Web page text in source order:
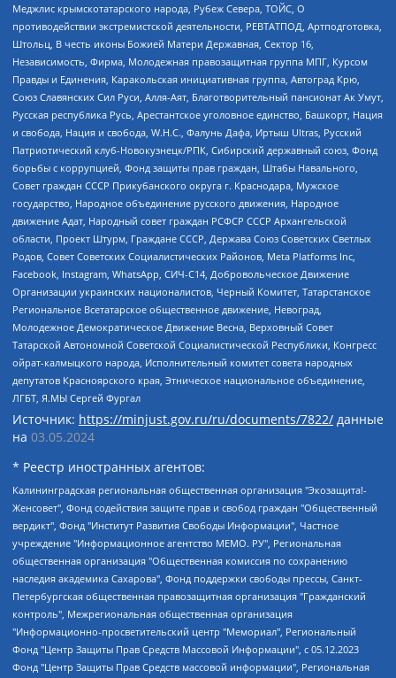
Меджлис крымскотатарского народа, Рубеж Севера, ТОЙС, О
противодействии экстремистской деятельности, РЕВТАТПОД, Артподготовка,
Штольц, В честь иконы Божией Матери Державная, Сектор 16,
Независимость, Фирма, Молодежная правозащитная группа МПГ, Курсом
Правды и Единения, Каракольская инициативная группа, Автоград Крю,
Союз Славянских Сил Руси, Алля-Аят, Благотворительный пансионат Ак Умут,
Русская республика Русь, Арестантское уголовное единство, Башкорт, Нация
и свобода, Нация и свобода, W.H.С., Фалунь Дафа, Иртыш Ultras, Русский
Патриотический клуб-Новокузнецк/РПК, Сибирский державный союз, Фонд
борьбы с коррупцией, Фонд защиты прав граждан, Штабы Навального,
Совет граждан СССР Прикубанского округа г. Краснодара, Мужское
государство, Народное объединение русского движения, Народное
движение Адат, Народный совет граждан РСФСР СССР Архангельской
области, Проект Штурм, Граждане СССР, Держава Союз Советских Светлых
Родов, Совет Советских Социалистических Районов, Meta Platforms Inc,
Facebook, Instagram, WhatsApp, СИЧ-С14, Добровольческое Движение
Организации украинских националистов, Черный Комитет, Татарстанское
Региональное Всетатарское общественное движение, Невоград,
Молодежное Демократическое Движение Весна, Верховный Совет
Татарской Автономной Советской Социалистической Республики, Конгресс
ойрат-калмыцкого народа, Исполнительный комитет совета народных
депутатов Красноярского края, Этническое национальное объединение,
ЛГБТ, Я.МЫ Сергей Фургал
Источник: https://minjust.gov.ru/ru/documents/7822/ данные
на 03.05.2024
* Реестр иностранных агентов:
Калининградская региональная общественная организация "Экозащита!-Женсовет", Фонд содействия защите прав и свобод граждан "Общественный вердикт", Фонд "Институт Развития Свободы Информации", Частное учреждение "Информационное агентство МЕМО. РУ", Региональная общественная организация "Общественная комиссия по сохранению наследия академика Сахарова", Фонд поддержки свободы прессы, Санкт-Петербургская общественная правозащитная организация "Гражданский контроль", Межрегиональная общественная организация "Информационно-просветительский центр "Мемориал", Региональный Фонд "Центр Защиты Прав Средств Массовой Информации", с 05.12.2023 Фонд "Центр Защиты Прав Средств массовой информации", Региональная общественная благотворительная организация помощи беженцам и мигрантам "Гражданское содействие", Негосударственное образовательное учреждение дополнительного профессионального образования (повышение квалификации) специалистов "АКАДЕМИЯ ПО ПРАВАМ ЧЕЛОВЕКА", Свердловская региональная общественная организация "Сутяжник", Автономная некоммерческая организация "Центр независимых социологических исследований", Союз общественных объединений "Российский исследовательский центр по правам человека", Региональное общественное учреждение научно-информационный центр "МЕМОРИАЛ", Некоммерческая организация "Фонд защиты гласности", Автономная некоммерческая организация "Институт прав человека", Городская общественная организация "Екатеринбургское общество "МЕМОРИАЛ", Городская общественная организация "Рязанское историко-просветительское и правозащитное общество "Мемориал" (Рязанский Мемориал), Челябинский региональный орган общественной самодеятельности – женское общественное объединение "Женщины Евразии", Челябинский региональный орган общественной самодеятельности "Уральская правозащитная группа", Фонд содействия защите здоровья и социальной справедливости имени Андрея Рылькова, Автономная Некоммерческая Организация "Аналитический Центр Юрия Левады", Автономная некоммерческая организация социальной поддержки населения "Проект Апрель", Региональная общественная организация помощи женщинам и детям, находящимся в кризисной ситуации "Информационно-методический центр "Анна", Фонд содействия развитию массовых коммуникаций и правовому просвещению "Так-так-Так", Фонд содействия устойчивому развитию "Серебряная тайга", Свердловский региональный общественный фонд социальных проектов "Новое время", "Idel.Реалии", Кавказ.Реалии, Крым.Реалии, Телеканал Настоящее Время, Татаро-башкирская служба Радио Свобода (Azatliq Radiosi), Радио Свободная Европа/Радио Свобода (PCE/PC), "Сибирь.Реалии", "Фактограф", Благотворительный фонд помощи осужденным и их семьям, Автономная некоммерческая организация "Институт глобализации и социальных движений", Фонд "В защиту прав заключенных", Частное учреждение "Центр поддержки и содействия развитию средств массовой информации", Пензенский региональный общественный благотворительный фонд "Гражданский союз", "Север.Реалии", Некоммерческая организация Фонд "Правовая инициатива", Общество с ограниченной ответственностью "Радио Свободная Европа/Радио Свобода", Чешское информационное агентство "MEDIUM-ORIENT", Красноярская региональная общественная организация "Мы против СПИДа", Камалягин Денис Николаевич, Маркелов Сергей Евгеньевич, Пономарев Лев Александрович, Савицкая Людмила Алексеевна, Автономная некоммерческая организация "Центр по работе с проблемой насилия "НАСИЛИЮ.НЕТ", Межрегиональный профессиональный союз работников здравоохранения "Альянс врачей", Юридическое лицо, зарегистрированное в Латвийской Республике, SIA "Medusa Project" (регистрационный номер 40103797863, дата регистрации 10.06.2014), Некоммерческая организация "Фонд по борьбе с коррупцией", Автономная некоммерческая организация "Институт права и публичной политики", Баданин Роман Сергеевич, Гликин Максим Александрович, Железнова Мария Михайловна, Лукьянова Юлия Сергеевна, Маетная Елизавета Витальевна, Маняхин Петр Борисович, Чуракова Ольга Владимировна, Ярош Юлия Петровна, Юридическое лицо "The Insider SIA", зарегистрированное в Риге, Латвийская Республика (дата регистрации 26.06.2015), являющееся администратором доменного имени интернет-издания "The Insider SIA", https://theins.ru, Постернак Алексей Евгеньевич, Рубин Михаил Аркадьевич, Анин Роман Александрович, Юридическое лицо Istories fonds, зарегистрированное в Латвийской Республике (регистрационный номер 50008295751, дата регистрации 24.02.2020), Великовский Дмитрий Александрович, Долинина Ирина Николаевна, Мароховская Алеся Алексеевна, Шлейнов Роман Юрьевич, Шмагун Олеся Валентиновна, Общество с ограниченной ответственностью "Альтаир 2021", Общество с ограниченной ответственностью "Вега 2021", Общество с ограниченной ответственностью "Главный редактор 2021", Общество с ограниченной ответственностью "Ромашки монолит", Важенков Артем Валерьевич, Ивановская областная общественная организация "Центр гендерных исследований", Гурман Юрий Альбертович, Медиапроект "ОВД-Инфо", Егоров Владимир Владимирович, Жилинский Владимир Александрович, Общество с ограниченной ответственностью "ЗП", Иванова София Юрьевна, Карезина Инна Павловна, Кильтау Екатерина Викторовна, Петров Алексей Викторович, Пискунов Сергей Евгеньевич, Смирнов Сергей Сергеевич, Тихонов Михаил Сергеевич, Общество с ограниченной ответственностью "ЖУРНАЛИСТ-ИНОСТРАННЫЙ АГЕНТ", Арапова Галина Юрьевна, Вольтская Татьяна Анатольевна, Американская компания "Mason G.E.S. Anonymous Foundation" (США), являющаяся владельцем интернет-издания https://mnews.world/, Компания "Stichting Bellingcat", зарегистрированная в Нидерландах (дата регистрации 11.07.2018), Захаров Андрей Вячеславович, Клепиковская Екатерина Дмитриевна, Общество с ограниченной ответственностью "МЕМО", Перл Роман Александрович, Симонов Евгений Алексеевич, Соловьева Елена Анатольевна, Сотников Даниил Владимирович, Сурначева Елизавета Дмитриевна, Автономная некоммерческая организация по защите прав человека и информированию населения "Якутия – Наше Мнение", Общество с ограниченной ответственностью "Москоу диджитал медиа", с 26.01.2023 Общество с ограниченной ответственностью "Чайка Белые сады", Ветошкина Валерия Валерьевна, Заговора Максим Александрович, Межрегиональное общественное движение "Российская ЛГБТ - сеть", Оленичев Максим Владимирович, Павлов Иван Юрьевич, Скворцова Елена Сергеевна, Общество с ограниченной ответственностью "Как бы инагент", Кочетков Игорь Викторович, Общество с ограниченной ответственностью "Честные выборы", Еланчик Олег Александрович, Общество с ограниченной ответственностью "Нобелевский призыв", Гималова Регина Эмилевна, Григорьев Андрей Валерьевич, Григорьева Алина Александровна, Ассоциация по содействию защите прав призывников, альтернативнослужащих и военнослужащих "Правозащитная группа "Гражданин.Армия.Право", Хисамова Регина Фаритовна, Автономная некоммерческая организация по реализации социально-правовых программ "Лилит", Дальневосточное общественное движение "Маяк", Санкт-Петербургская ЛГБТ-инициативная группа "Выход", Инициативная группа ЛГБТ+ "Реверс", Алексеев Андрей Викторович, Бекбулатова Таисия Львовна, Беляев Иван Михайлович, Владыкина Елена Сергеевна, Гельман Марат Александрович, Никульшина Вероника Юрьевна, Толоконникова Надежда Андреевна, Шендерович Виктор Анатольевич, Общество с ограниченной ответственностью "Данное сообщение", Общество с ограниченной ответственностью Издательский дом "Новая глава", Айнбиндер Александра Александровна, Московский комьюнити-центр для ЛГБТ+инициатив, Благотворительный фонд развития филантропии, Deutsche Welle (Германия, Kurt-Schumacher-Strasse 3, 53113 Bonn), Борзунова Мария Михайловна, Воробьев Виктор Викторович, Голубева Анна Львовна, Константинова Алла Михайловна, Малкова Ирина Владимировна, Мурадов Мурад Абдулгалимович, Осетинская Елизавета Николаевна, Понасенков Евгений Николаевич, Ганапольский Матвей Юрьевич, Киселев Евгений Алексеевич, Борухович Ирина Григорьевна, Дремин Иван Тимофеевич, Дубровский Дмитрий Викторович, Красноярская региональная общественная организация поддержки и развития альтернативных образовательных технологий и межкультурных коммуникаций "ИНТЕРРА", Маяковская Екатерина Алексеевна, Фейгин Марк Захарович, Филимонов Андрей Викторович, Дзугкоева Регина Николаевна, Доброхотов Роман Александрович, Дудь Юрий Александрович, Елкин Сергей Владимирович, Кругликов Кирилл Игоревич, Сабунаева Мария Леонидовна, Семенов Алексей Владимирович, Шаинян Карен Багратович, Шульман Екатерина Михайловна, Асафьев Артур Валерьевич, Вахштайн Виктор Семенович, Венедиктов Алексей Алексеевич, Лушникова Екатерина Евгеньевна, Волков Леонид Михайлович, Невзоров Александр Глебович, Пархоменко Сергей Борисович, Сироткин Ярослав Николаевич, Кара-Мурза Владимир Владимирович, Баранова Наталья Владимировна, Гозман Леонид Яковлевич, Кагарлицкий Борис Юльевич, Климарев Михаил Валерьевич, Милов Владимир Станиславович, Автономная некоммерческая организация Краснодарский центр современного искусства "Типография", Моргенштерн Алишер Тагирович, Соболь Любовь Эдуардовна, Общество с ограниченной ответственностью "ЛИЗА НОРМ", Каспаров Гарри Кимович, Ходорковский Михаил Борисович, Общество с ограниченной ответственностью "Апрельские тезисы", Данилович Ирина Брониславовна, Кашин Олег Владимирович, Петров Николай Владимирович, Пивоваров Алексей Владимирович, Соколов Михаил Владимирович, Цветкова Юлия Владимировна, Чичваркин Евгений Александрович, Комитет против пыток/Команда против пыток, Общество с ограниченной ответственностью "Первый научный", Общество с ограниченной ответственностью "Вертолет и ко", Белоцерковская Вероника Борисовна, Кац Максим Евгеньевич, Лазарева Татьяна Юрьевна, Шаведдинов Руслан Табризович, Яшин Илья Валерьевич, Общество с ограниченной ответственностью "Иноагент ААВ", Алешковский Дмитрий Петрович, Альбац Евгения Марковна, Быков Дмитрий Львович, Галямина Юлия Евгеньевна, Лойко Сергей Леонидович, Мартынов Кирилл Константинович, Медведев Сергей Александрович, Крашенинников Федор Геннадиевич, Гордеева Катерина Вл